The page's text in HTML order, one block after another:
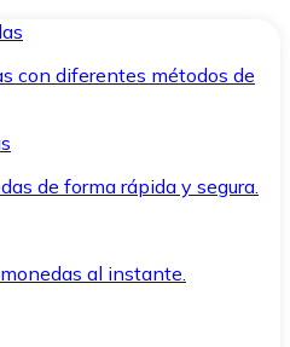
con diferentes métodos de
de forma rápida y segura.
al instante.